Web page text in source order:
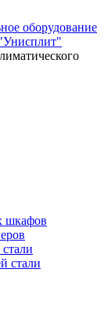
шкафов
стали